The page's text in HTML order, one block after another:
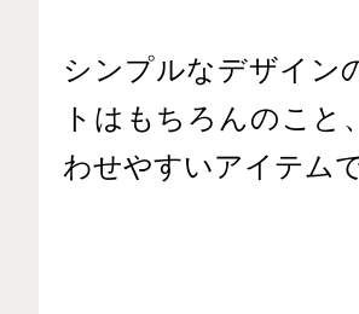
シンプルなデザイン
トはもちろんのこと
わせやすいアイテムで